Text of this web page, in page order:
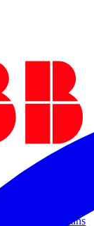
Centelsa by Nexans